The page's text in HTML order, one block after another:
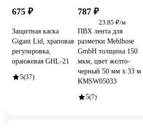
675 ₽
Защитная каска
Gigant Lid, храповая
регулировка,
оранжевая GHL-21
5(37)
787 ₽
23.85 ₽/м
ПВХ лента для
разметки Mehlhose
GmbH толщина 150
мкм, цвет желто-
черный 50 мм х 33 м
KMSW05033
5(7)